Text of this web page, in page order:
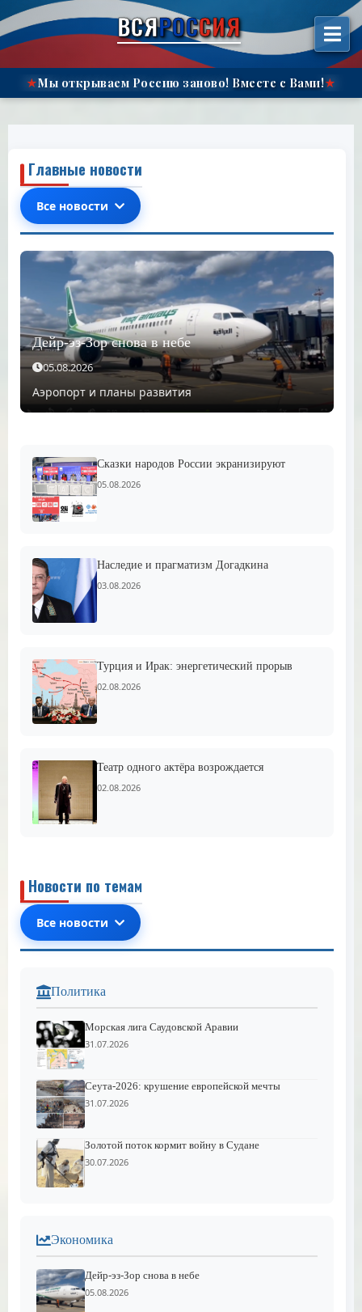
إلى
ВСЯРОССИЯ
★Мы открываем Россию заново! Вместе с Вами!★
Главные новости
Все новости
Дейр-эз-Зор снова в небе
05.08.2026
Аэропорт и планы развития
Сказки народов России экранизируют
05.08.2026
Наследие и прагматизм Догадкина
03.08.2026
Турция и Ирак: энергетический прорыв
02.08.2026
Театр одного актёра возрождается
02.08.2026
Новости по темам
Все новости
Политика
Морская лига Саудовской Аравии
31.07.2026
Сеута-2026: крушение европейской мечты
31.07.2026
Золотой поток кормит войну в Судане
30.07.2026
Экономика
Дейр-эз-Зор снова в небе
05.08.2026